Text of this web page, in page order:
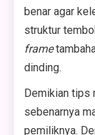
benar agar
struktur
frame
dinding.
Demikian tips
sebenarnya
pemiliknya.